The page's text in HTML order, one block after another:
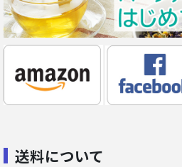
送料について